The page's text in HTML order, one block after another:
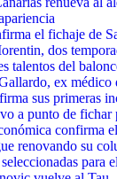
el fichaje de
dos
talentos del
ex médico
sus primeras
a punto de fichar
confirma
renovando su
para